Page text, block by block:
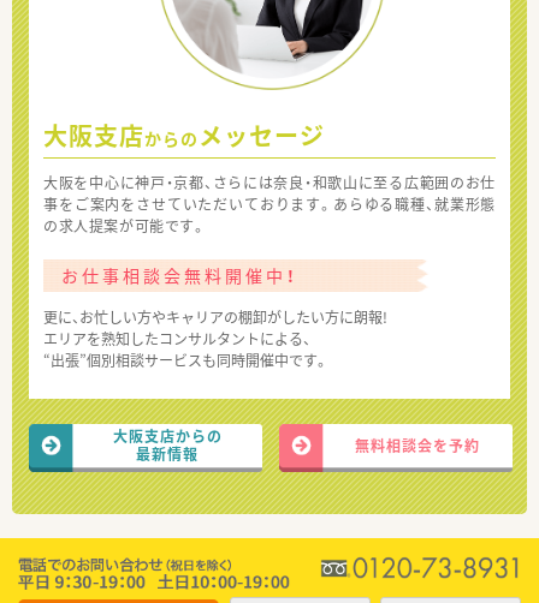
大阪支店からの メッセージ
大阪を中心に神戸・京都、さらには奈良・和歌山に至る広範囲のお仕
事をご案内をさせていただいております。あらゆる職種、就業形態
の求人提案が可能です。
お仕事相談会無料開催中！
更に、お忙しい方やキャリアの棚卸がしたい方に朗報!
エリアを熟知したコンサルタントによる、
“出張”個別相談サービスも同時開催中です。
大阪支店からの
最新情報
無料相談会を予約